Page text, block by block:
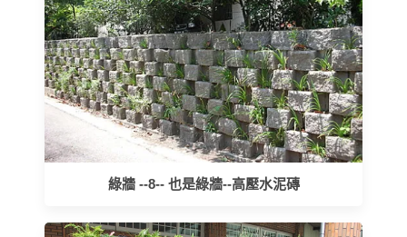
綠牆 --8-- 也是綠牆--高壓水泥磚